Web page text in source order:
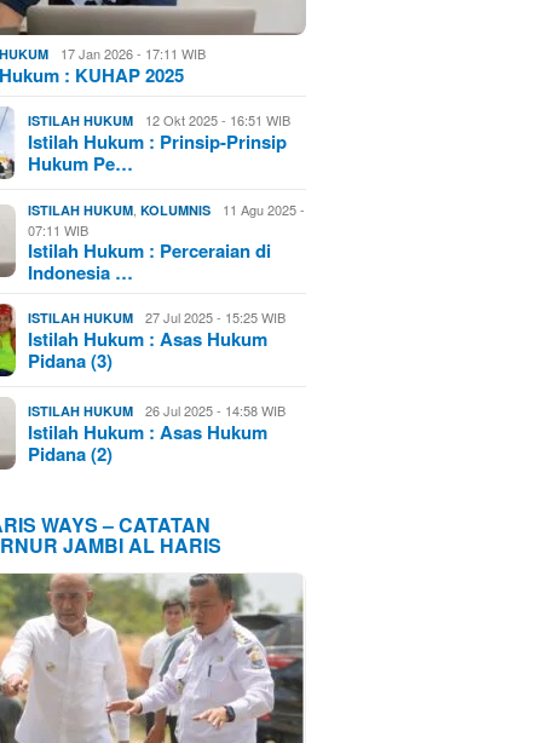
17 Jan 2026 - 17:11 WIB
: KUHAP 2025
ISTILAH HUKUM 12 Okt 2025 - 16:51 WIB
Istilah Hukum : Prinsip-Prinsip
Hukum Pe…
ISTILAH HUKUM ,KOLUMNIS
11 Agu 2025 -
07:11 WIB
Istilah Hukum : Perceraian di
Indonesia …
ISTILAH HUKUM 27 Jul 2025 - 15:25 WIB
Istilah Hukum : Asas Hukum
Pidana (3)
ISTILAH HUKUM 26 Jul 2025 - 14:58 WIB
Istilah Hukum : Asas Hukum
Pidana (2)
WAYS – CATATAN
JAMBI AL HARIS